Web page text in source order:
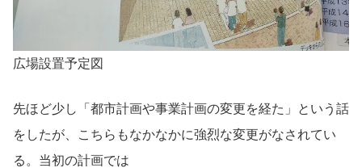
広場設置予定図
先ほど少し「都市計画や事業計画の変更を経た」という話
をしたが、こちらもなかなかに強烈な変更がなされてい
る。当初の計画では